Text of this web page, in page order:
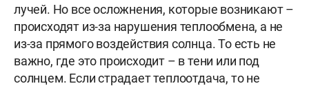
лучей. Но все осложнения, которые возникают –
происходят из-за нарушения теплообмена, а не
из-за прямого воздействия солнца. То есть не
важно, где это происходит – в тени или под
солнцем. Если страдает теплоотдача, то не